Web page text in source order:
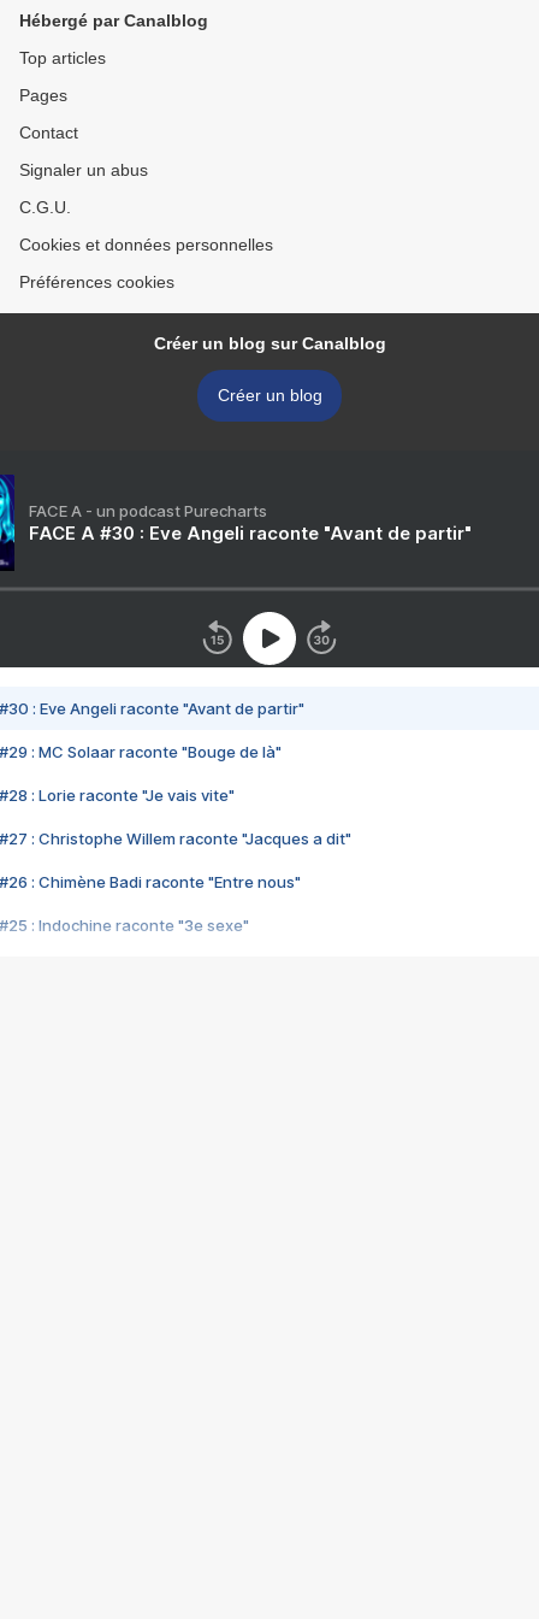
Hébergé par Canalblog
Top articles
Pages
Contact
Signaler un abus
C.G.U.
Cookies et données personnelles
Préférences cookies
Créer un blog sur Canalblog
Créer un blog
FACE A - un podcast Purecharts
FACE A #30 : Eve Angeli raconte "Avant de partir"
#30 : Eve Angeli raconte "Avant de partir"
#29 : MC Solaar raconte "Bouge de là"
#28 : Lorie raconte "Je vais vite"
#27 : Christophe Willem raconte "Jacques a dit"
#26 : Chimène Badi raconte "Entre nous"
#25 : Indochine raconte "3e sexe"